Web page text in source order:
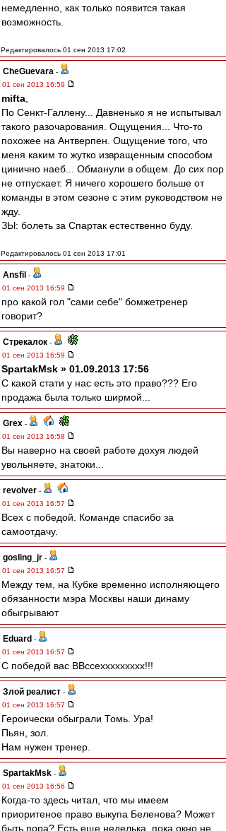
немедленно, как только появится такая
возможность.
Редактировалось 01 сен 2013 17:02
CheGuevara -
01 сен 2013 16:59
mifta
По Сенкт-Галлену... Давненько я не испытывал
такого разочарования. Ощущения... Что-то
похожее на Антверпен. Ощущение того, что
меня каким то жутко извращенным способом
цинично наеб... Обманули в общем. До сих пор
не отпускает. Я ничего хорошего больше от
команды в этом сезоне с этим руководством не
жду.
ЗЫ: болеть за Спартак естественно буду.
Редактировалось 01 сен 2013 17:01
Ansfil -
01 сен 2013 16:59
про какой гол "сами себе" бомжетренер
говорит?
Стрекалок -
01 сен 2013 16:59
SpartakMsk » 01.09.2013 17:56
С какой стати у нас есть это право??? Его
продажа была только ширмой...
Grex -
01 сен 2013 16:58
Вы наверно на своей работе дохуя людей
увольняете, знатоки...
revolver -
01 сен 2013 16:57
Всех с победой. Команде спасибо за
самоотдачу.
gosling_jr -
01 сен 2013 16:57
Между тем, на Кубке временно исполняющего
обязанности мэра Москвы наши динаму
обыгрывают
Eduard -
01 сен 2013 16:57
С победой вас ВВссеххххххххх!!!
Злой реалист -
01 сен 2013 16:57
Героически обыграли Томь. Ура!
Пьян, зол.
Нам нужен тренер.
SpartakMsk -
01 сен 2013 16:56
Когда-то здесь читал, что мы имеем
приоритеное право выкупа Беленова? Может
быть пора? Есть еще неделька, пока окно не